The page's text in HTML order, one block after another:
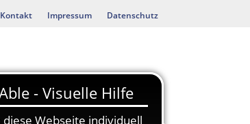
Kontakt Impressum Datenschutz